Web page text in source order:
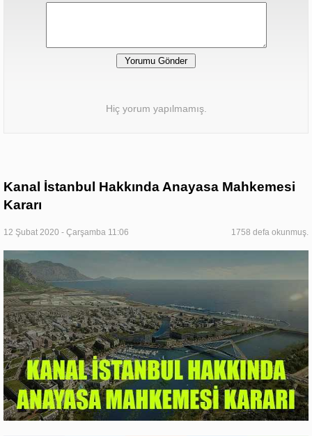
Hiç yorum yapılmamış.
Kanal İstanbul Hakkında Anayasa Mahkemesi
Kararı
12 Şubat 2020 - Çarşamba 11:06 1758 defa okunmuş.